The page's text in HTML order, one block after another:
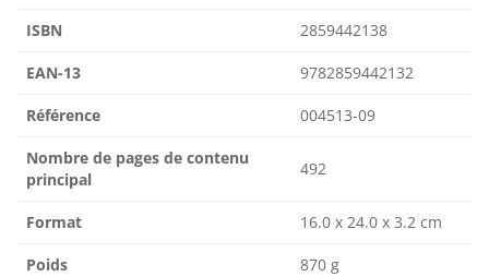
ISBN 2859442138
EAN-13 9782859442132
Référence 004513-09
Nombre de pages de contenu
principal
492
Format 16.0 x 24.0 x 3.2 cm
Poids 870 g